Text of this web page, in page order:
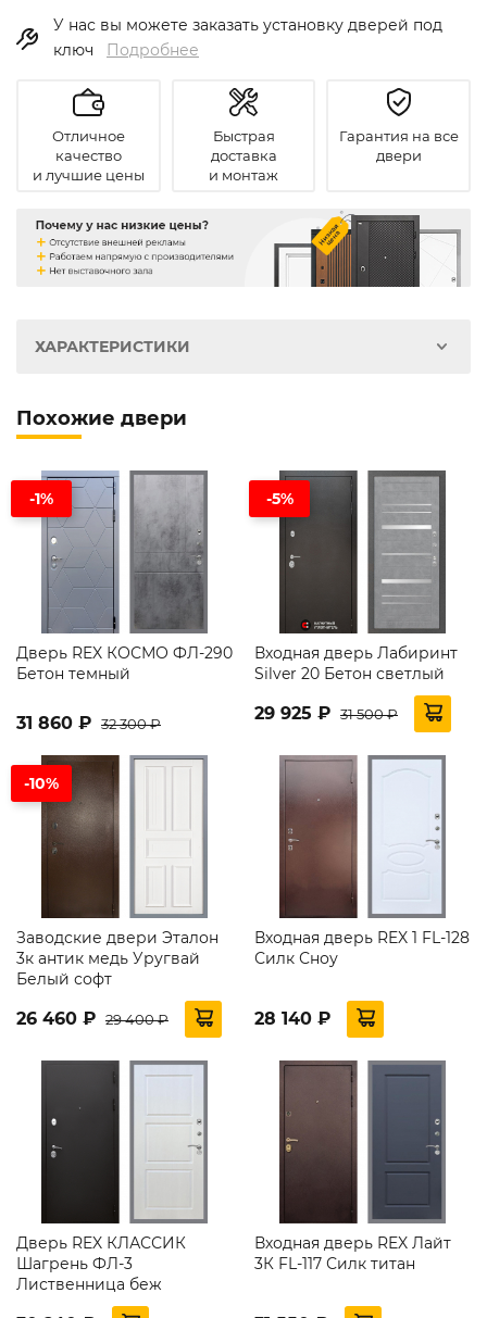
У нас вы можете заказать установку дверей под
ключ Подробнее
Отличное
качество
и лучшие цены
Быстрая
доставка
и монтаж
Гарантия на все
двери
ХАРАКТЕРИСТИКИ
Похожие двери
-1%
Дверь REX КОСМО ФЛ-290
Бетон темный
31 860 ₽ 32 300 ₽
-5%
Входная дверь Лабиринт
Silver 20 Бетон светлый
29 925 ₽ 31 500 ₽
-10%
Заводские двери Эталон
3к антик медь Уругвай
Белый софт
26 460 ₽ 29 400 ₽
Входная дверь REX 1 FL-128
Силк Сноу
28 140 ₽
Дверь REX КЛАССИК
Шагрень ФЛ-3
Лиственница беж
Входная дверь REX Лайт
3К FL-117 Силк титан